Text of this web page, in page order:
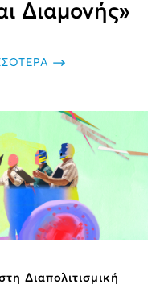
Διαμονής»
Διαπολιτισμική